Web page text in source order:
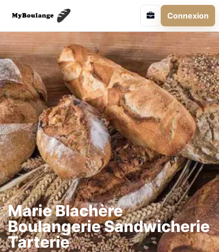
Connexion
BOULANGERIE
Marie Blachère
Boulangerie Sandwicherie
Tarterie